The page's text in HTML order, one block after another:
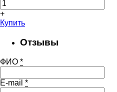
+
Купить
Отзывы
ФИО *
E-mail *